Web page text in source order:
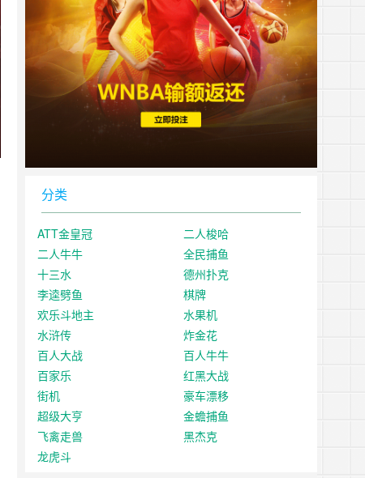
分类
ATT金皇冠
二人梭哈
二人牛牛
全民捕鱼
十三水
德州扑克
李逵劈鱼
棋牌
欢乐斗地主
水果机
水浒传
炸金花
百人大战
百人牛牛
百家乐
红黑大战
街机
豪车漂移
超级大亨
金蟾捕鱼
飞禽走兽
黑杰克
龙虎斗